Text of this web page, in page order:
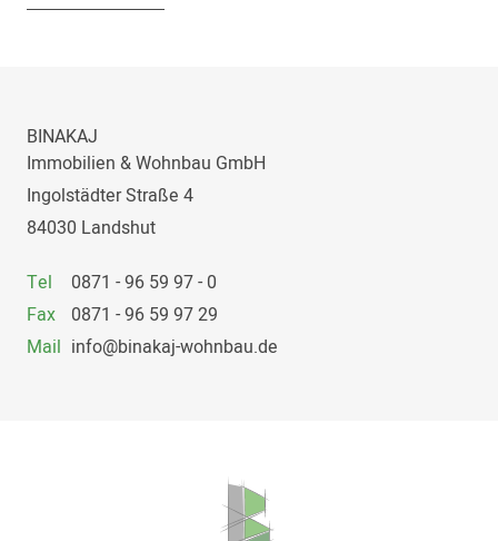
BINAKAJ
Immobilien & Wohnbau GmbH
Ingolstädter Straße 4
84030 Landshut
Tel
0871 - 96 59 97 - 0
Fax
0871 - 96 59 97 29
Mail info@binakaj-wohnbau.de